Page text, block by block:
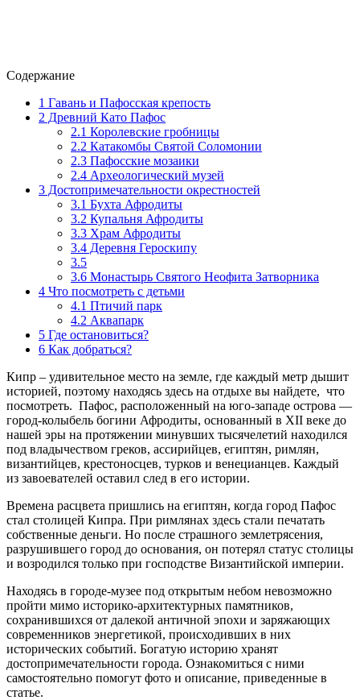
Содержание
1 Гавань и Пафосская крепость
2 Древний Като Пафос
2.1 Королевские гробницы
2.2 Катакомбы Святой Соломонии
2.3 Пафосские мозаики
2.4 Археологический музей
3 Достопримечательности окрестностей
3.1 Бухта Афродиты
3.2 Купальня Афродиты
3.3 Храм Афродиты
3.4 Деревня Героскипу
3.5
3.6 Монастырь Святого Неофита Затворника
4 Что посмотреть с детьми
4.1 Птичий парк
4.2 Аквапарк
5 Где остановиться?
6 Как добраться?
Кипр – удивительное место на земле, где каждый метр дышит
историей, поэтому находясь здесь на отдыхе вы найдете, что
посмотреть. Пафос, расположенный на юго-западе острова —
город-колыбель богини Афродиты, основанный в XII веке до
нашей эры на протяжении минувших тысячелетий находился
под владычеством греков, ассирийцев, египтян, римлян,
византийцев, крестоносцев, турков и венецианцев. Каждый
из завоевателей оставил след в его истории.
Времена расцвета пришлись на египтян, когда город Пафос
стал столицей Кипра. При римлянах здесь стали печатать
собственные деньги. Но после страшного землетрясения,
разрушившего город до основания, он потерял статус столицы
и возродился только при господстве Византийской империи.
Находясь в городе-музее под открытым небом невозможно
пройти мимо историко-архитектурных памятников,
сохранившихся от далекой античной эпохи и заряжающих
современников энергетикой, происходивших в них
исторических событий. Богатую историю хранят
достопримечательности города. Ознакомиться с ними
самостоятельно помогут фото и описание, приведенные в
статье.